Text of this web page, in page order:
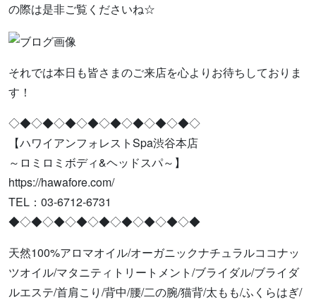
の際は是非ご覧くださいね☆
それでは本日も皆さまのご来店を心よりお待ちしておりま
す！
◇◆◇◆◇◆◇◆◇◆◇◆◇◆◇◆◇
【ハワイアンフォレストSpa渋谷本店
～ロミロミボディ&ヘッドスパ～】
https://hawafore.com/
TEL：03-6712-6731
◆◇◆◇◆◇◆◇◆◇◆◇◆◇◆◇◆
天然100%アロマオイル/オーガニックナチュラルココナッ
ツオイル/マタニティトリートメント/ブライダル/ブライダ
ルエステ/首肩こり/背中/腰/二の腕/猫背/太もも/ふくらはぎ/